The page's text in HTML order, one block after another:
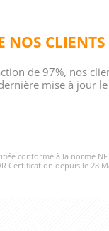
NOS CLIENTS
de 97%, nos
mise à jour
conforme à la norme
Certification depuis le 28